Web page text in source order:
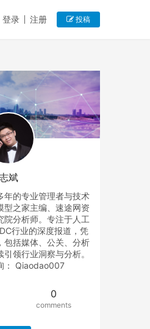
登录 注册 投稿
斌
年的专业管理者与技术
型之家主编、速途网资
院分析师。专注于人工
行业的深度报道，凭
包括媒体、公关、分析
领行业洞察与分析。
： Qiaodao007
0
comments